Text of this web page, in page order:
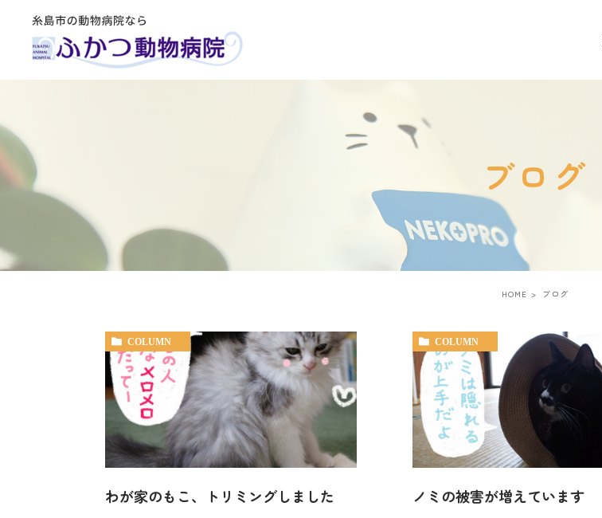
ブログ
HOME ブログ
COLUMN
わが家のもこ、トリミングしました
COLUMN
ノミの被害が増えています